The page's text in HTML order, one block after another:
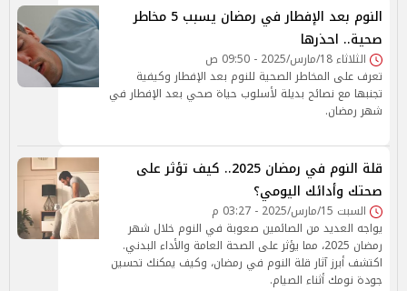
النوم بعد الإفطار في رمضان يسبب 5 مخاطر
صحية.. احذرها
الثلاثاء 18/مارس/2025 - 09:50 ص
تعرف على المخاطر الصحية للنوم بعد الإفطار وكيفية
تجنبها مع نصائح بديلة لأسلوب حياة صحي بعد الإفطار في
شهر رمضان.
قلة النوم في رمضان 2025.. كيف تؤثر على
صحتك وأدائك اليومي؟
السبت 15/مارس/2025 - 03:27 م
يواجه العديد من الصائمين صعوبة في النوم خلال شهر
رمضان 2025، مما يؤثر على الصحة العامة والأداء البدني.
اكتشف أبرز آثار قلة النوم في رمضان، وكيف يمكنك تحسين
جودة نومك أثناء الصيام.